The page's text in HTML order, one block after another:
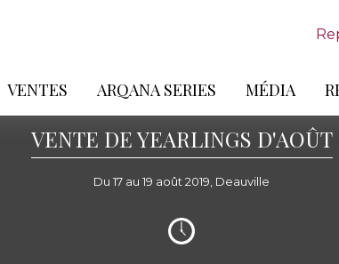
VENTES ARQANA SERIES MÉDIA
VENTE DE YEARLINGS D'AOÛT
Du 17 au 19 août 2019, Deauville